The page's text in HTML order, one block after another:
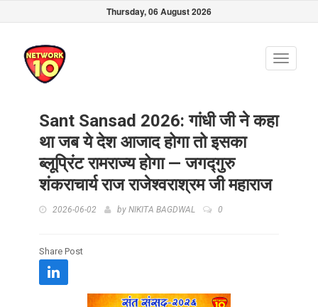
Thursday, 06 August 2026
Toggle
Sant Sansad 2026: गांधी जी ने कहा
था जब ये देश आजाद होगा तो इसका
ब्लूप्रिंट रामराज्य होगा — जगद्गुरु
शंकराचार्य राज राजेश्वराश्रम जी महाराज
2026-06-02 by NIKITA BAGDWAL 0
Share Post